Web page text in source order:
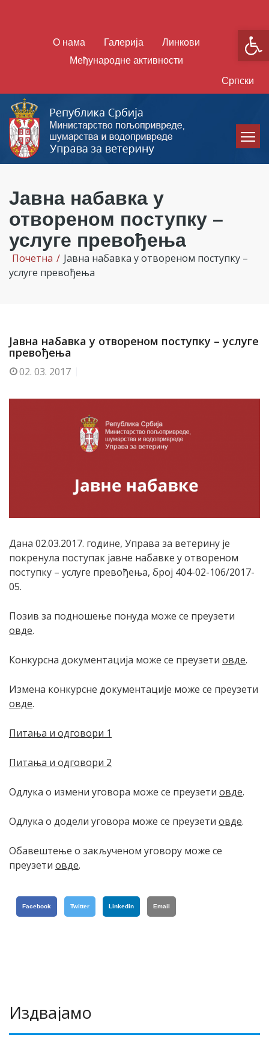
О нама Галерија
Линкови
Међународне активности
Српски
Јавна набавка у
отвореном поступку –
услуге превођења
Почетна / Јавна набавка у отвореном поступку –
услуге превођења
Јавна набавка у отвореном поступку – услуге
превођења
02. 03. 2017
Дана 02.03.2017. године, Управа за ветерину је
покренула поступак јавне набавке у отвореном
поступку – услуге превођења, број 404-02-106/2017-
05.
Пoзив зa пoднoшeњe пoнудa мoжe сe прeузeти
oвдe.
Кoнкурснa дoкумeнтaциja мoжe сe прeузeти oвдe.
Измена конкурсне документације може се преузети
oвдe.
Питања и одговори 1
Питања и одговори 2
Одлука о измени уговора може се преузети oвдe.
Одлука о додели уговора може се преузети oвдe.
Обавештење о закљученом уговору може се
преузети oвдe.
Facebook Twitter Linkedin Email
Издвајамо